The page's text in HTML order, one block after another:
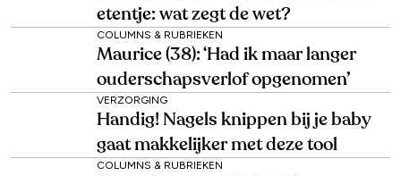
etentje: wat zegt de wet?
COLUMNS & RUBRIEKEN
Maurice (38): ‘Had ik maar langer
ouderschapsverlof opgenomen’
VERZORGING
Handig! Nagels knippen bij je baby
gaat makkelijker met deze tool
COLUMNS & RUBRIEKEN